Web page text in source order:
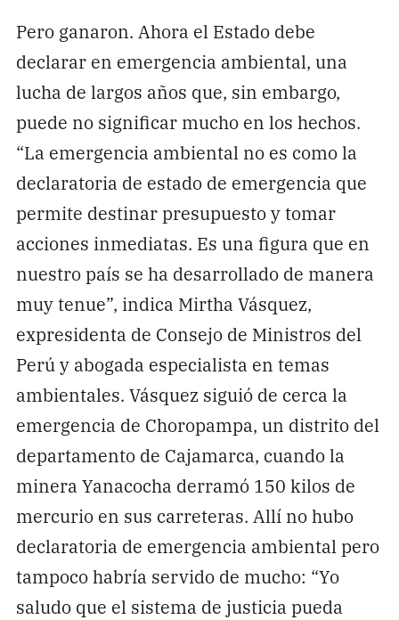
Pero ganaron. Ahora el Estado debe
declarar en emergencia ambiental, una
lucha de largos años que, sin embargo,
puede no significar mucho en los hechos.
“La emergencia ambiental no es como la
declaratoria de estado de emergencia que
permite destinar presupuesto y tomar
acciones inmediatas. Es una figura que en
nuestro país se ha desarrollado de manera
muy tenue”, indica Mirtha Vásquez,
expresidenta de Consejo de Ministros del
Perú y abogada especialista en temas
ambientales. Vásquez siguió de cerca la
emergencia de Choropampa, un distrito del
departamento de Cajamarca, cuando la
minera Yanacocha derramó 150 kilos de
mercurio en sus carreteras. Allí no hubo
declaratoria de emergencia ambiental pero
tampoco habría servido de mucho: “Yo
saludo que el sistema de justicia pueda